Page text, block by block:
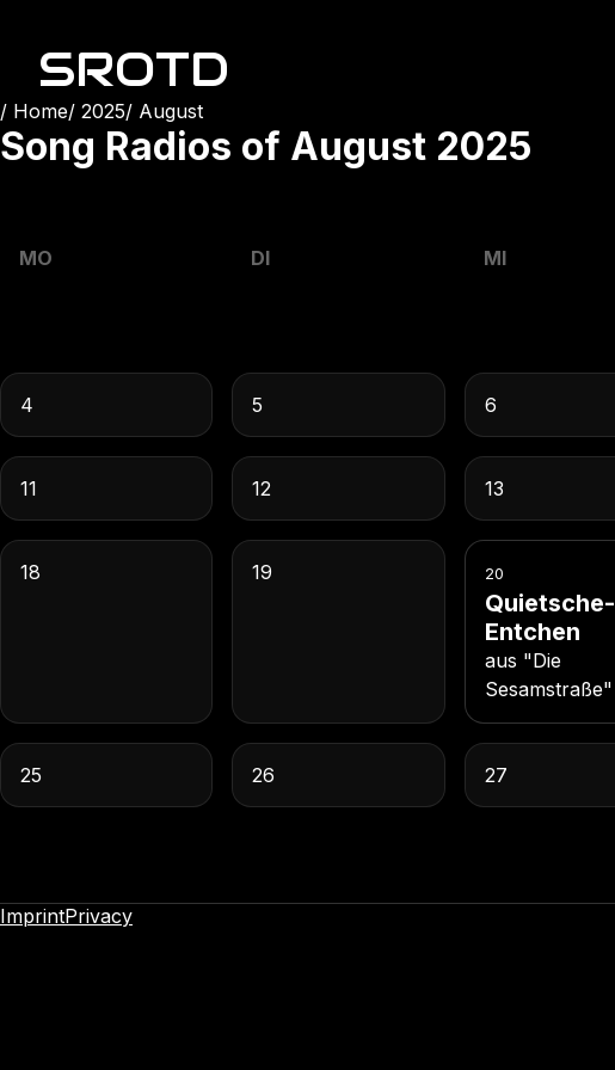
SROTD
Home 2025 August
Song Radios of August 2025
MO DI MI
4 5 6
11 12 13
18 19 20
Quietsche-
Entchen
aus "Die
Sesamstraße"
25 26 27
ImprintPrivacy